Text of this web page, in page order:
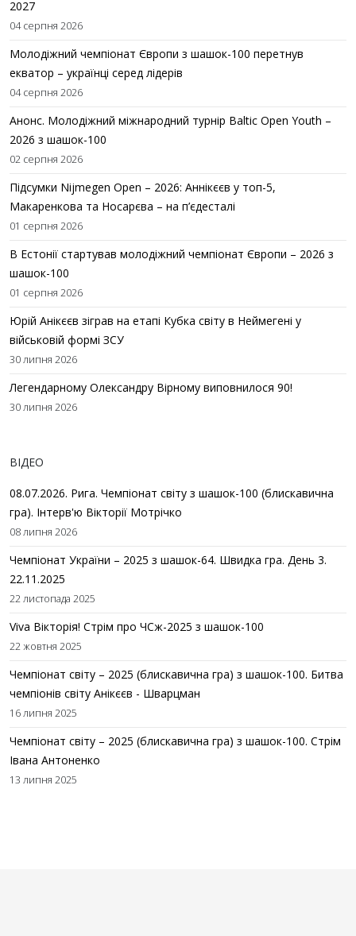
2027
04 серпня 2026
Молодіжний чемпіонат Європи з шашок-100 перетнув
екватор – українці серед лідерів
04 серпня 2026
Анонс. Молодіжний міжнародний турнір Baltic Open Youth –
2026 з шашок-100
02 серпня 2026
Підсумки Nijmegen Open – 2026: Аннікєєв у топ-5,
Макаренкова та Носарєва – на п’єдесталі
01 серпня 2026
В Естонії стартував молодіжний чемпіонат Європи – 2026 з
шашок-100
01 серпня 2026
Юрій Анікєєв зіграв на етапі Кубка світу в Неймегені у
військовій формі ЗСУ
30 липня 2026
Легендарному Олександру Вірному виповнилося 90!
30 липня 2026
ВІДЕО
08.07.2026. Рига. Чемпіонат світу з шашок-100 (блискавична
гра). Інтерв'ю Вікторії Мотрічко
08 липня 2026
Чемпіонат України – 2025 з шашок-64. Швидка гра. День 3.
22.11.2025
22 листопада 2025
Viva Вікторія! Стрім про ЧСж-2025 з шашок-100
22 жовтня 2025
Чемпіонат світу – 2025 (блискавична гра) з шашок-100. Битва
чемпіонів світу Анікєєв - Шварцман
16 липня 2025
Чемпіонат світу – 2025 (блискавична гра) з шашок-100. Стрім
Івана Антоненко
13 липня 2025